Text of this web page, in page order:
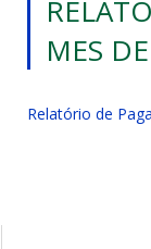
MES
Relatório de